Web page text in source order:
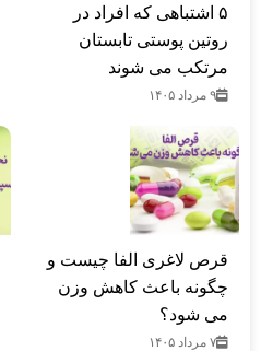
۵ اشتباهی که افراد در
روتین پوستی تابستان
مرتکب می‌ شوند
۹ مرداد ۱۴۰۵
قرص لاغری الفا چیست و
چگونه باعث کاهش وزن
می شود؟
۷ مرداد ۱۴۰۵